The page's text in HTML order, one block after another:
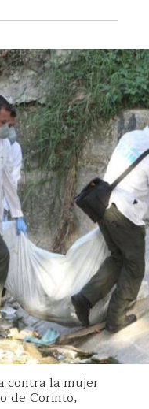
contra la mujer
de Corinto,